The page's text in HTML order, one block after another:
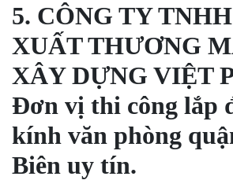
5. CÔNG TY
XUẤT THƯƠNG
XÂY DỰNG VIỆT
Đơn vị thi công lắp
kính văn phòng
Biên uy tín.